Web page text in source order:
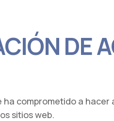
DE
ha comprometido a
sitios web.